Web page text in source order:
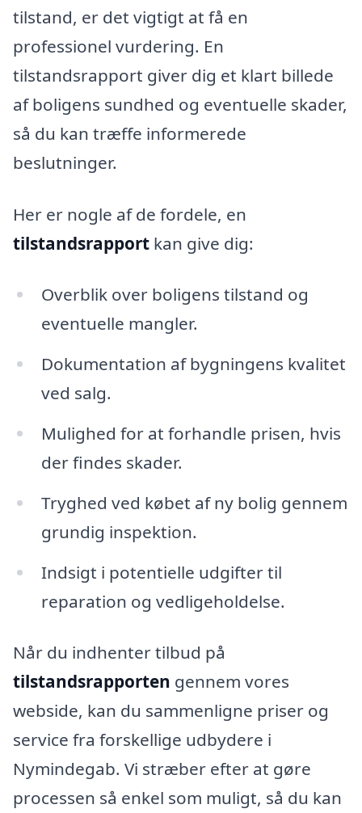
tilstand, er det vigtigt at få en
professionel vurdering. En
tilstandsrapport giver dig et klart billede
af boligens sundhed og eventuelle skader,
så du kan træffe informerede
beslutninger.
Her er nogle af de fordele, en
tilstandsrapport kan give dig:
Overblik over boligens tilstand og
eventuelle mangler.
Dokumentation af bygningens kvalitet
ved salg.
Mulighed for at forhandle prisen, hvis
der findes skader.
Tryghed ved købet af ny bolig gennem
grundig inspektion.
Indsigt i potentielle udgifter til
reparation og vedligeholdelse.
Når du indhenter tilbud på
tilstandsrapporten gennem vores
webside, kan du sammenligne priser og
service fra forskellige udbydere i
Nymindegab. Vi stræber efter at gøre
processen så enkel som muligt, så du kan